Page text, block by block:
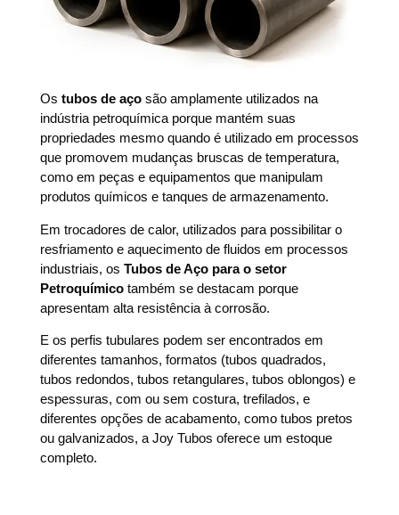
Os tubos de aço são amplamente utilizados na
indústria petroquímica porque mantém suas
propriedades mesmo quando é utilizado em processos
que promovem mudanças bruscas de temperatura,
como em peças e equipamentos que manipulam
produtos químicos e tanques de armazenamento.
Em trocadores de calor, utilizados para possibilitar o
resfriamento e aquecimento de fluidos em processos
industriais, os Tubos de Aço para o setor
Petroquímico também se destacam porque
apresentam alta resistência à corrosão.
E os perfis tubulares podem ser encontrados em
diferentes tamanhos, formatos (tubos quadrados,
tubos redondos, tubos retangulares, tubos oblongos) e
espessuras, com ou sem costura, trefilados, e
diferentes opções de acabamento, como tubos pretos
ou galvanizados, a Joy Tubos oferece um estoque
completo.